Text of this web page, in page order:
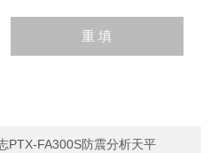
PTX-FA300S防震分析天平